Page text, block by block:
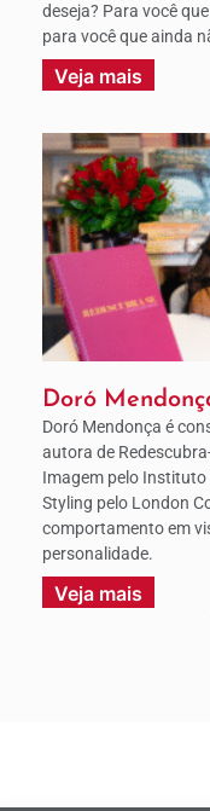
deseja? Para você
para você que ainda
Veja mais
Doró
Doró Mendonça é
autora de
Imagem pelo Instituto
Styling pelo London
comportamento em
personalidade.
Veja mais